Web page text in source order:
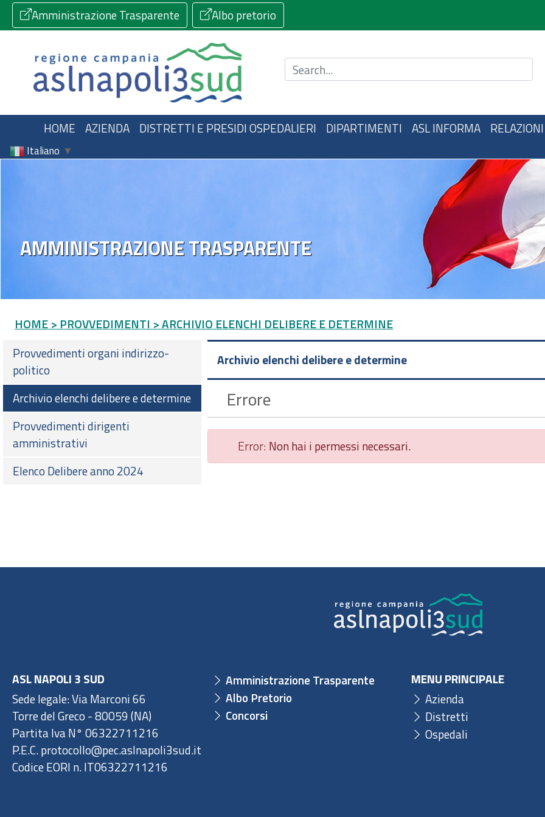
Amministrazione Trasparente Albo pretorio
Cerca nel sito
HOME AZIENDA DISTRETTI E PRESIDI OSPEDALIERI DIPARTIMENTI ASL INFORMA
Italiano ▼
AMMINISTRAZIONE TRASPARENTE
HOME > PROVVEDIMENTI > ARCHIVIO ELENCHI DELIBERE E DETERMINE
Provvedimenti organi indirizzo-
politico
Archivio elenchi delibere e determine
Provvedimenti dirigenti
amministrativi
Elenco Delibere anno 2024
Archivio elenchi delibere e determine
Errore
Error: Non hai i permessi necessari.
ASL NAPOLI 3 SUD
Sede legale: Via Marconi 66
Torre del Greco - 80059 (NA)
Partita Iva N° 06322711216
P.E.C. protocollo@pec.aslnapoli3sud.it
Codice EORI n. IT06322711216
Amministrazione Trasparente
Albo Pretorio
Concorsi
MENU PRINCIPALE
Azienda
Distretti
Ospedali